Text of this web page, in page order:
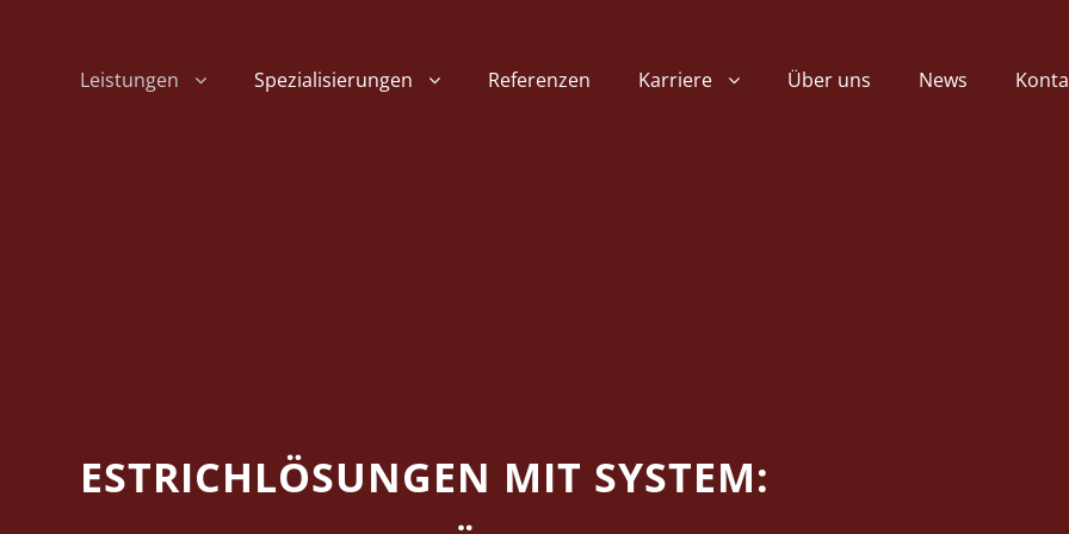
Leistungen Spezialisierungen Referenzen Karriere Über uns News
ESTRICHLÖSUNGEN MIT SYSTEM: